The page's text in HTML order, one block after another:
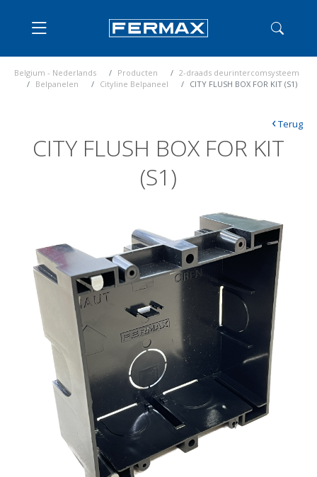
Belgium - Nederlands Producten
2-draads deurintercomsysteem
Belpanelen
Cityline Belpaneel CITY FLUSH BOX FOR KIT (S1)
CITY FLUSH BOX FOR KIT
(S1)
‹Terug